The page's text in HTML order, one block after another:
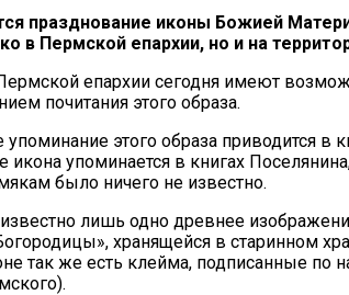
празднование иконы Божией
в Пермской епархии, но и на
епархии сегодня имеют
почитания этого образа.
этого образа приводится
икона упоминается в книгах
было ничего не известно.
лишь одно древнее
хранящейся в старинном
так же есть клейма, подписанные